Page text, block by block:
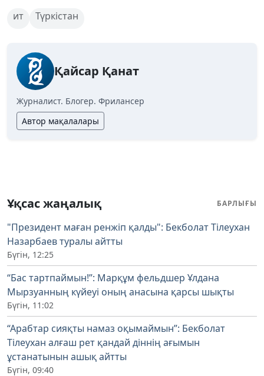
ит Түркістан
Қайсар Қанат
Журналист. Блогер. Фрилансер
Автор мақалалары
Ұқсас жаңалық БАРЛЫҒЫ
"Президент маған ренжіп қалды": Бекболат Тілеухан
Назарбаев туралы айтты
Бүгін, 12:25
“Бас тартпаймын!”: Марқұм фельдшер Ұлдана
Мырзуанның күйеуі оның анасына қарсы шықты
Бүгін, 11:02
“Арабтар сияқты намаз оқымаймын”: Бекболат
Тілеухан алғаш рет қандай діннің ағымын
ұстанатынын ашық айтты
Бүгін, 09:40